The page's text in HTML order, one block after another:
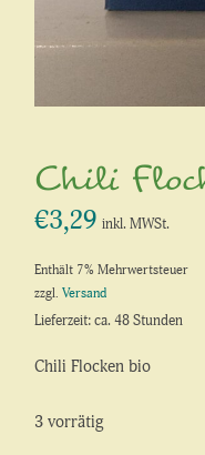
Chili
€3,29 inkl. MWSt.
Enthält 7% Mehrwertsteuer
zzgl.Versand
Lieferzeit: ca. 48 Stunden
Chili Flocken bio
3 vorrätig